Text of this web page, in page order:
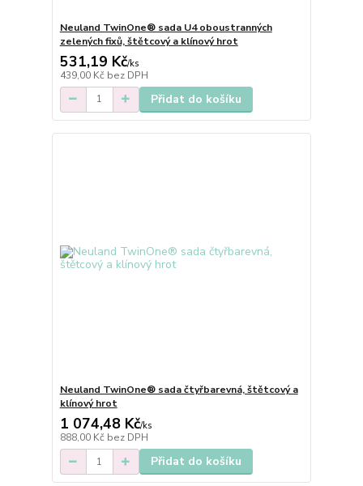
Neuland TwinOne® sada U4 oboustranných
zelených fixů, štětcový a klínový hrot
531,19 Kč/ks
439,00 Kč bez DPH
Přidat do košíku
Neuland TwinOne® sada čtyřbarevná, štětcový a
klínový hrot
1 074,48 Kč/ks
888,00 Kč bez DPH
Přidat do košíku